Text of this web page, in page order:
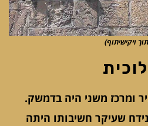
ויקישיתוף)
ומרכז משני היה בדמשק.
שעיקר חשיבותו היתה